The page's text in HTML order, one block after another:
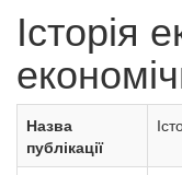
Історія
Назва
публікації